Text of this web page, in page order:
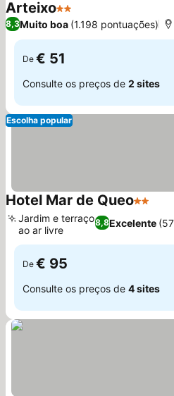
Arteixo2 Estrelas
8,3Muito boa (1.198 pontuações)
De € 51
Consulte os preços de 2 sites
Escolha popular
Hotel Mar de Queo2
8,8Excelente
Jardim e terraço
ao ar livre
De € 95
Consulte os preços de 4 sites